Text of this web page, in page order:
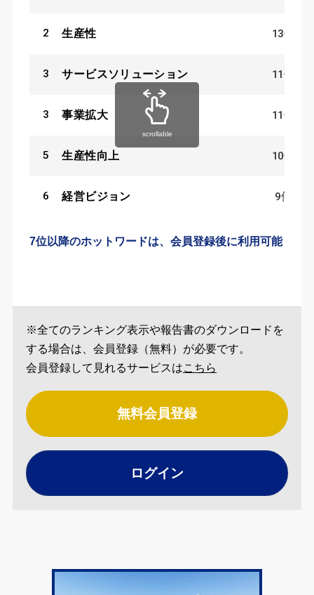
2 生産性 13件
3 サービスソリューション 11件
3 事業拡大 11件
5 生産性向上 10件
6 経営ビジョン 9件
7位以降のホットワードは、会員登録後に利用可能
scrollable
※全てのランキング表示や報告書のダウンロードを
する場合は、会員登録（無料）が必要です。
会員登録して見れるサービスはこちら
無料会員登録
ログイン